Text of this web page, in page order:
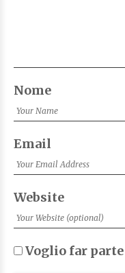
Nome
Email
Website
Voglio far